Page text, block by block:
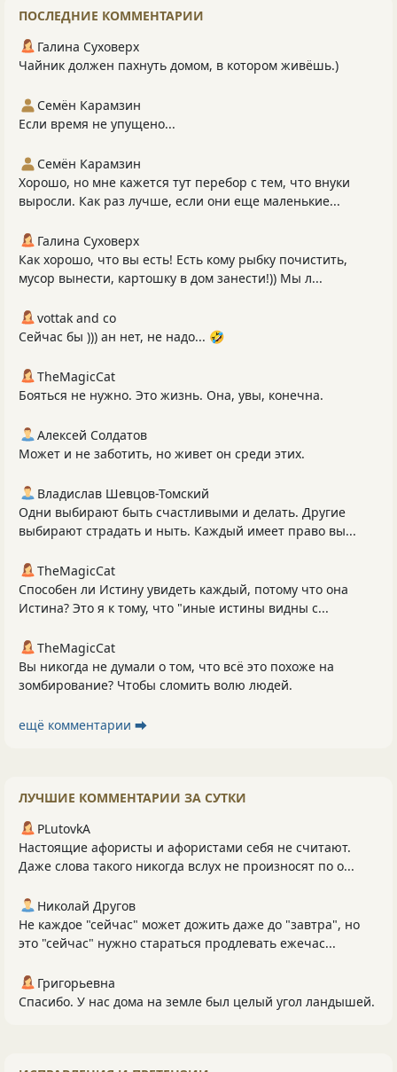
ПОСЛЕДНИЕ КОММЕНТАРИИ
Галина Суховерх
Чайник должен пахнуть домом, в котором живёшь.)
Семён Карамзин
Если время не упущено...
Семён Карамзин
Хорошо, но мне кажется тут перебор с тем, что внуки
выросли. Как раз лучше, если они еще маленькие...
Галина Суховерх
Как хорошо, что вы есть! Есть кому рыбку почистить,
мусор вынести, картошку в дом занести!)) Мы л...
vottak and co
Сейчас бы ))) ан нет, не надо... 🤣
TheMagicCat
Бояться не нужно. Это жизнь. Она, увы, конечна.
Алексей Солдатов
Может и не заботить, но живет он среди этих.
Владислав Шевцов-Томский
Одни выбирают быть счастливыми и делать. Другие
выбирают страдать и ныть. Каждый имеет право вы...
TheMagicCat
Способен ли Истину увидеть каждый, потому что она
Истина? Это я к тому, что "иные истины видны с...
TheMagicCat
Вы никогда не думали о том, что всё это похоже на
зомбирование? Чтобы сломить волю людей.
ещё комментарии ⮕
ЛУЧШИЕ КОММЕНТАРИИ ЗА СУТКИ
PLutоvkА
Настоящие афористы и афористами себя не считают.
Даже слова такого никогда вслух не произносят по о...
Николай Другов
Не каждое "сейчас" может дожить даже до "завтра", но
это "сейчас" нужно стараться продлевать ежечас...
Григорьевна
Спасибо. У нас дома на земле был целый угол ландышей.